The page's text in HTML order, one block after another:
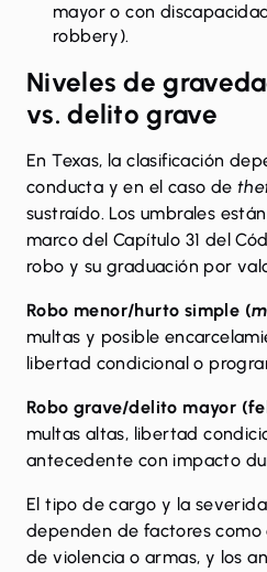
mayor o con
robbery).
Niveles de
vs. delito grave
En Texas, la clasificación
conducta y en el caso de
sustraído. Los umbrales
marco delCapítulo 31 del
robo y su graduación por
Robo menor/hurto simple (
multas y posible
libertad condicional o
Robo grave/delito mayor
multas altas, libertad
antecedente con impacto
El tipo de cargo y la
dependen de factores como
de violencia o armas, y los